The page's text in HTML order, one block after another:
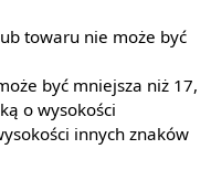
towaru nie może być
być mniejsza niż 17,
o wysokości
innych znaków